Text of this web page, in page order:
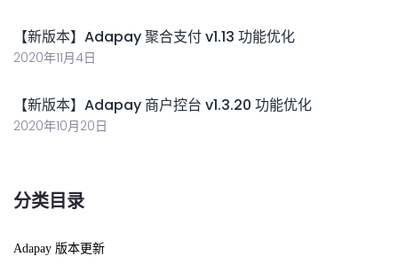
【新版本】Adapay 聚合支付 v1.13 功能优化
2020年11月4日
【新版本】Adapay 商户控台 v1.3.20 功能优化
2020年10月20日
分类目录
Adapay 版本更新